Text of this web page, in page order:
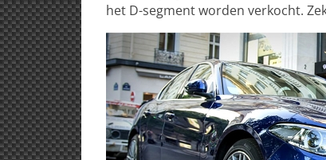
het D-segment worden verkocht.